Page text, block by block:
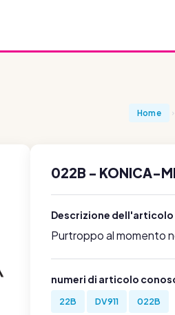
Home
022B - KONICA-
Descrizione dell'articolo
Purtroppo al momento
numeri di articolo
22B DV911 022B